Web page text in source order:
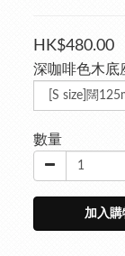
HK$480.00
深咖啡色木底
數量
加入購